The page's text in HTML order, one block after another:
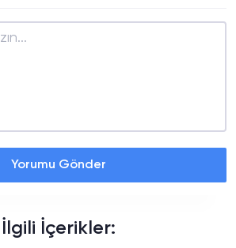
Yorumu Gönder
İlgili İçerikler: